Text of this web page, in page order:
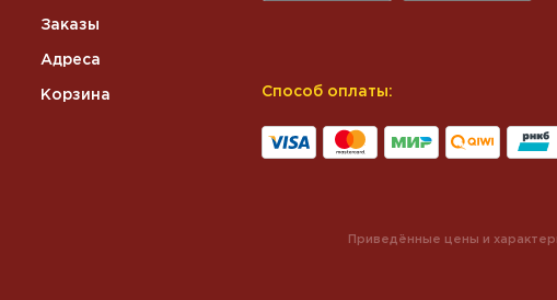
Заказы
Адреса
Корзина Способ оплаты:
Приведённые цены и